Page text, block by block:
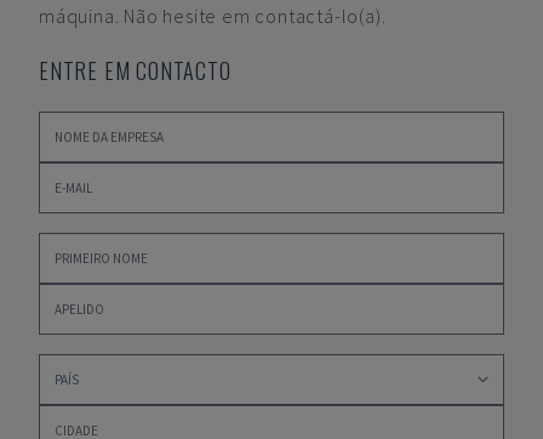
máquina. Não hesite em contactá-lo(a).
ENTRE EM CONTACTO